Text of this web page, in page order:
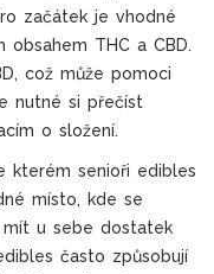
začátek je vhodné
THC a CBD.
což může pomoci
nutné si přečíst
o složení.
kterém senioři edibles
místo, kde se
mít u sebe dostatek
často způsobují